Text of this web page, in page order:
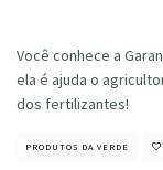
Você conhece a
ela é ajuda o
dos fertilizantes!
PRODUTOS DA VERDE